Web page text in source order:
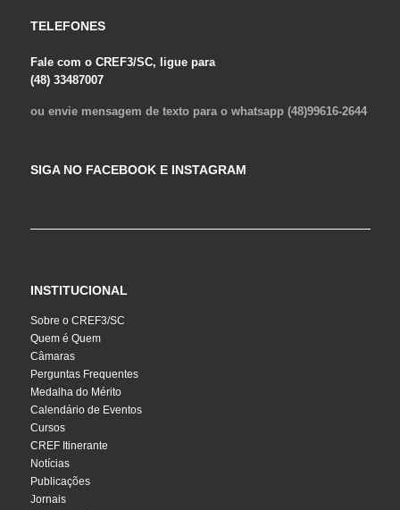
TELEFONES
Fale com o CREF3/SC, ligue para
(48) 33487007
ou envie mensagem de texto para o whatsapp (48)99616-2644
SIGA NO FACEBOOK E INSTAGRAM
INSTITUCIONAL
Sobre o CREF3/SC
Quem é Quem
Câmaras
Perguntas Frequentes
Medalha do Mérito
Calendário de Eventos
Cursos
CREF Itinerante
Notícias
Publicações
Jornais